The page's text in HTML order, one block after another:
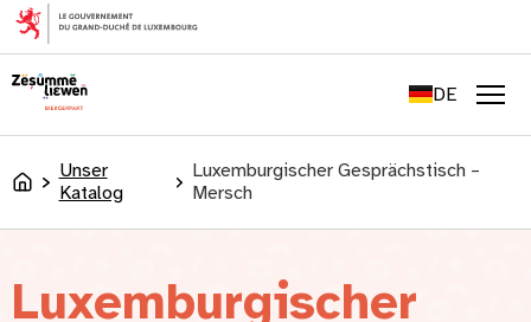
springen
DE
LU
Accueil
Unser
Katalog
Luxemburgischer Gesprächstisch –
Mersch
Luxemburgischer